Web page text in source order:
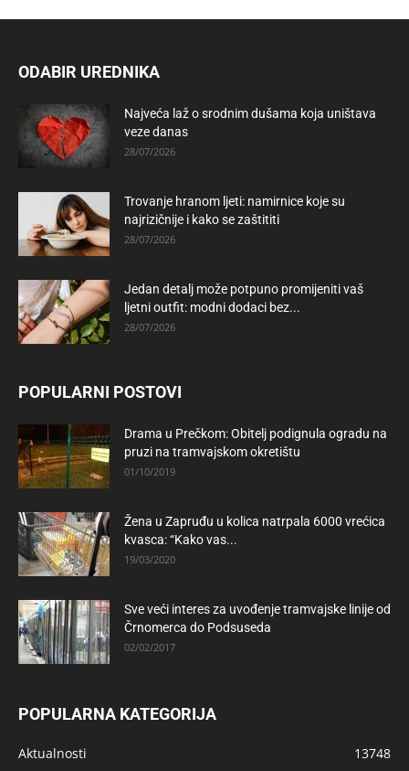
ODABIR UREDNIKA
Najveća laž o srodnim dušama koja uništava
veze danas
28/07/2026
Trovanje hranom ljeti: namirnice koje su
najrizičnije i kako se zaštititi
28/07/2026
Jedan detalj može potpuno promijeniti vaš
ljetni outfit: modni dodaci bez...
28/07/2026
POPULARNI POSTOVI
Drama u Prečkom: Obitelj podignula ogradu na
pruzi na tramvajskom okretištu
01/10/2019
Žena u Zapruđu u kolica natrpala 6000 vrećica
kvasca: “Kako vas...
19/03/2020
Sve veći interes za uvođenje tramvajske linije od
Črnomerca do Podsuseda
02/02/2017
POPULARNA KATEGORIJA
Aktualnosti
13748